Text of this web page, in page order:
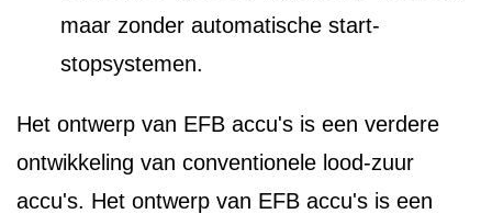
maar zonder automatische start-
stopsystemen.
Het ontwerp van EFB accu's is een verdere
ontwikkeling van conventionele lood-zuur
accu's. Het ontwerp van EFB accu's is een